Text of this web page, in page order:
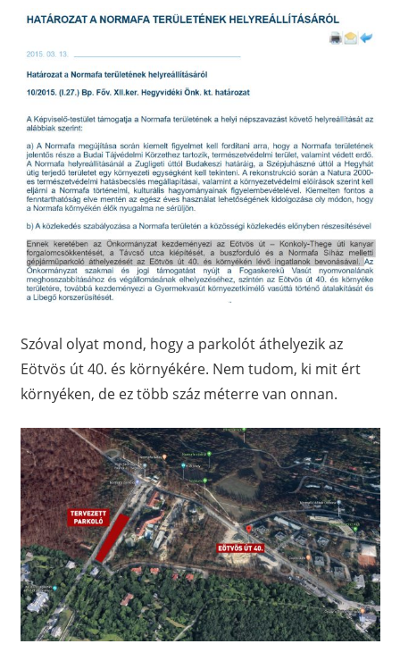
Szóval olyat mond, hogy a parkolót áthelyezik az
Eötvös út 40. és környékére. Nem tudom, ki mit ért
környéken, de ez több száz méterre van onnan.